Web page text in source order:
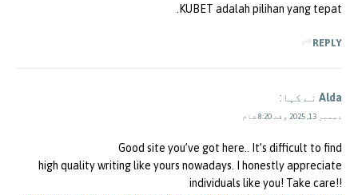
KUBET adalah pilihan yang tepat.
REPLY
Alda نے کہا:
دسمبر 13, 2025 وقت 8:20 شام
Good site you’ve got here.. It’s difficult to find
high quality writing like yours nowadays. I honestly appreciate
individuals like you! Take care!!